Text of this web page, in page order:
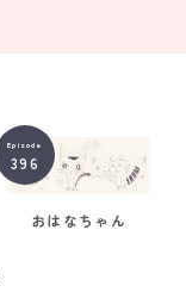
Episode
396
おはなちゃん